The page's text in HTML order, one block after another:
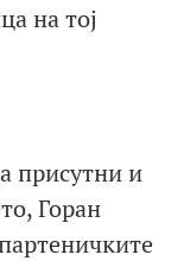
на тој
присутни и
Горан